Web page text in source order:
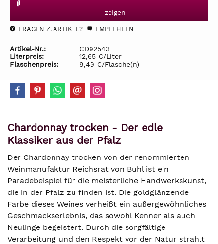
zeigen
FRAGEN Z. ARTIKEL? EMPFEHLEN
Artikel-Nr.:
CD92543
Literpreis:
12,65 €/Liter
Flaschenpreis:
9,49 €/Flasche(n)
Chardonnay trocken - Der edle
Klassiker aus der Pfalz
Der Chardonnay trocken von der renommierten
Weinmanufaktur Reichsrat von Buhl ist ein
Paradebeispiel für die meisterliche Handwerkskunst,
die in der Pfalz zu finden ist. Die goldglänzende
Farbe dieses Weines verheißt ein außergewöhnliches
Geschmackserlebnis, das sowohl Kenner als auch
Neulinge begeistert. Durch die sorgfältige
Verarbeitung und den Respekt vor der Natur strahlt